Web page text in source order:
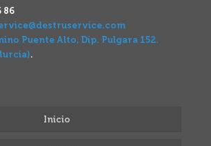
86
Puente Alto, Dip. Pulgara 152.
.
Inicio